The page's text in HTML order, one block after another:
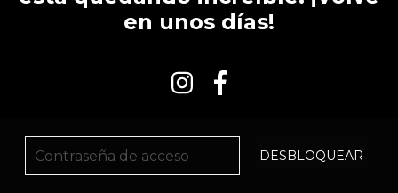
en unos días!